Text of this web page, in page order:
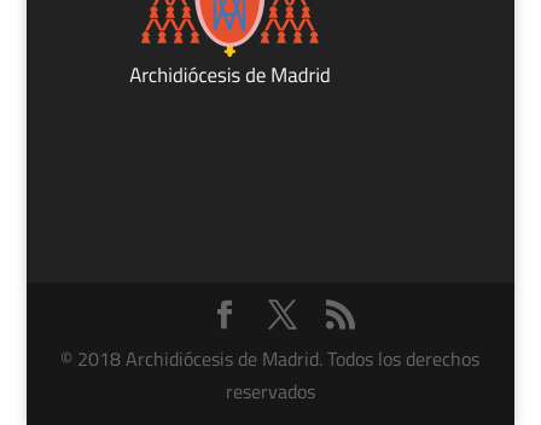
© 2018 Archidiócesis de Madrid. Todos los derechos
reservados